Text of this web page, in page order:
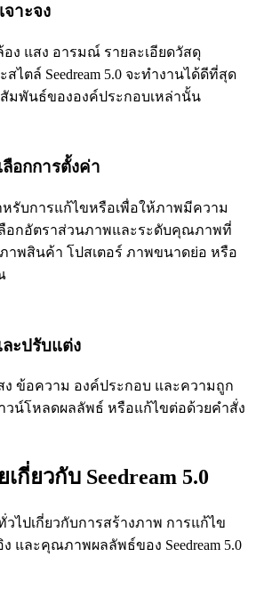
จาะจง
ง แสง อารมณ์ รายละเอียดวัสดุ
ไตล์ Seedream 5.0 จะทำงานได้ดีที่สุด
มพันธ์ขององค์ประกอบเหล่านั้น
ลือกการตั้งค่า
รับการแก้ไขหรือเพื่อให้ภาพมีความ
อกอัตราส่วนภาพและระดับคุณภาพที่
าพสินค้า โปสเตอร์ ภาพขนาดย่อ หรือ
ละปรับแต่ง
ง ข้อความ องค์ประกอบ และความถูก
วน์โหลดผลลัพธ์ หรือแก้ไขต่อด้วยคำสั่ง
กี่ยวกับ Seedream 5.0
ไปเกี่ยวกับการสร้างภาพ การแก้ไข
และคุณภาพผลลัพธ์ของ Seedream 5.0